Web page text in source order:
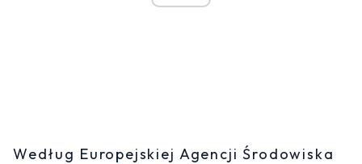
Według Europejskiej Agencji Środowiska